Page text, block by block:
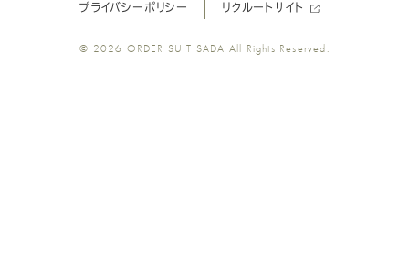
ツ
ツ
ツ
ツ
プライバシーポリシー リクルートサイト
© 2026 ORDER SUIT SADA All Rights Reserved.